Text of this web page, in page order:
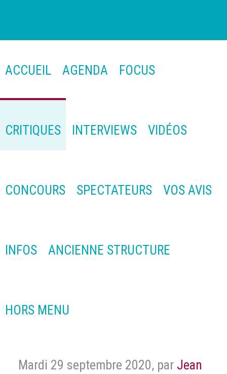
ACCUEIL AGENDA FOCUS
CRITIQUES INTERVIEWS VIDÉOS
CONCOURS SPECTATEURS VOS AVIS
INFOS ANCIENNE STRUCTURE
HORS MENU
Mardi 29 septembre 2020, par Jean